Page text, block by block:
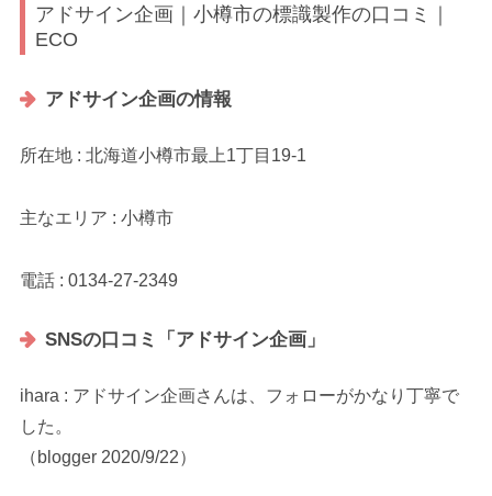
アドサイン企画｜小樽市の標識製作の口コミ｜
ECO
アドサイン企画の情報
所在地 : 北海道小樽市最上1丁目19-1
主なエリア : 小樽市
電話 : 0134-27-2349
SNSの口コミ「アドサイン企画」
ihara : アドサイン企画さんは、フォローがかなり丁寧で
した。
（blogger 2020/9/22）